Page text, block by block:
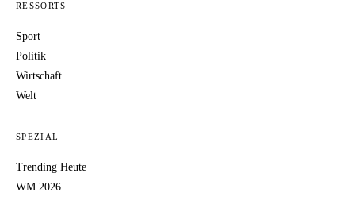
RESSORTS
Sport
Politik
Wirtschaft
Welt
SPEZIAL
Trending Heute
WM 2026